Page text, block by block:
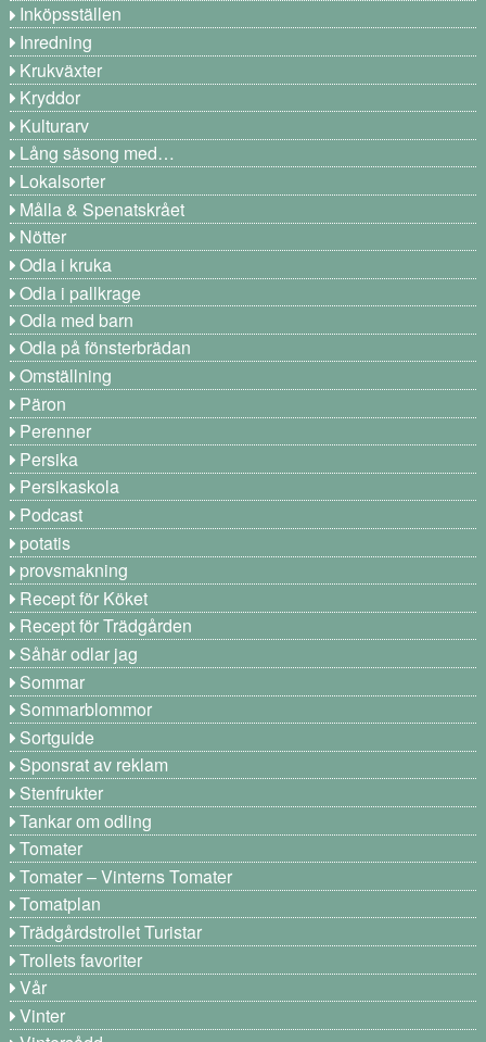
Inköpsställen
Inredning
Krukväxter
Kryddor
Kulturarv
Lång säsong med…
Lokalsorter
Målla & Spenatskrået
Nötter
Odla i kruka
Odla i pallkrage
Odla med barn
Odla på fönsterbrädan
Omställning
Päron
Perenner
Persika
Persikaskola
Podcast
potatis
provsmakning
Recept för Köket
Recept för Trädgården
Såhär odlar jag
Sommar
Sommarblommor
Sortguide
Sponsrat av reklam
Stenfrukter
Tankar om odling
Tomater
Tomater – Vinterns Tomater
Tomatplan
Trädgårdstrollet Turistar
Trollets favoriter
Vår
Vinter